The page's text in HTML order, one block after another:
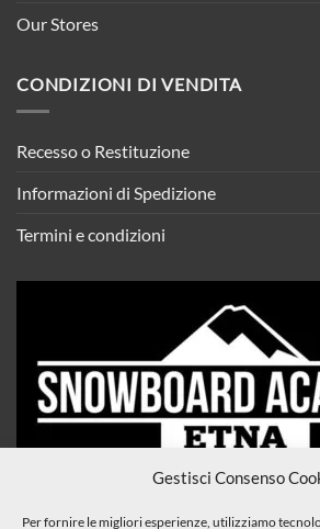
Gestisci Consenso
Per fornire le migliori esperienze, utilizziamo
Our Stores
CONDIZIONI DI VENDITA
Recesso o Restituzione
Informazioni di Spedizione
Termini e condizioni